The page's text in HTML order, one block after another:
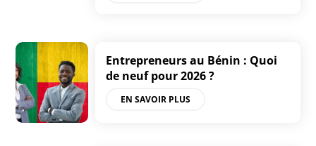
Entrepreneurs au Bénin : Quoi
de neuf pour 2026 ?
EN SAVOIR PLUS